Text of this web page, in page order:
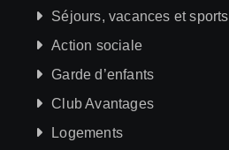
Séjours, vacances et sports
Action sociale
Garde d’enfants
Club Avantages
Logements